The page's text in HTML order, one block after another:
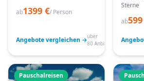
ab1399 €/ Person
Angebote vergleichen →über
80 Anbieter
Sterne
ab
Pauschalreisen